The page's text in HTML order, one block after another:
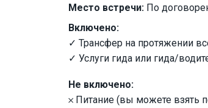
Место встречи: По
Включено:
✓ Трансфер на протяжении
✓ Услуги гида или гида/
Не включено:
𐄂 Питание (вы можете взять